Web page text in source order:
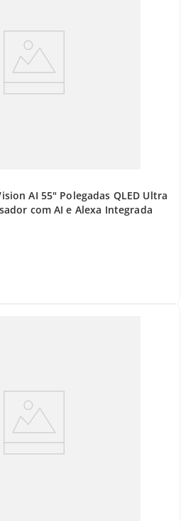
AI 55" Polegadas QLED Ultra
com AI e Alexa Integrada